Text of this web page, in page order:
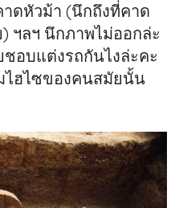
ดหัวม้า (นึกถึงที่คาด
ฯลฯ นึกภาพไม่ออกล่ะ
อบแต่งรถกันไงล่ะคะ
ไฮไซของคนสมัยนั้น